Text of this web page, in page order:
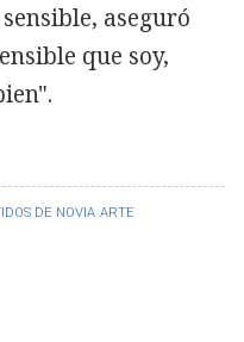
DE NOVIA ARTE
aseguró
que soy,